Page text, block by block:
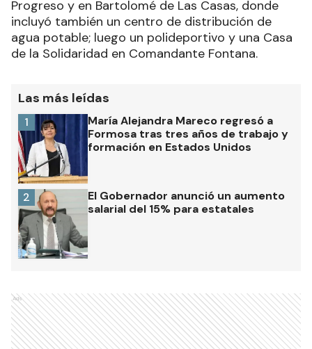
Progreso y en Bartolomé de Las Casas, donde
incluyó también un centro de distribución de
agua potable; luego un polideportivo y una Casa
de la Solidaridad en Comandante Fontana.
Las más leídas
María Alejandra Mareco regresó a
Formosa tras tres años de trabajo y
formación en Estados Unidos
1
El Gobernador anunció un aumento
salarial del 15% para estatales
2
Ads